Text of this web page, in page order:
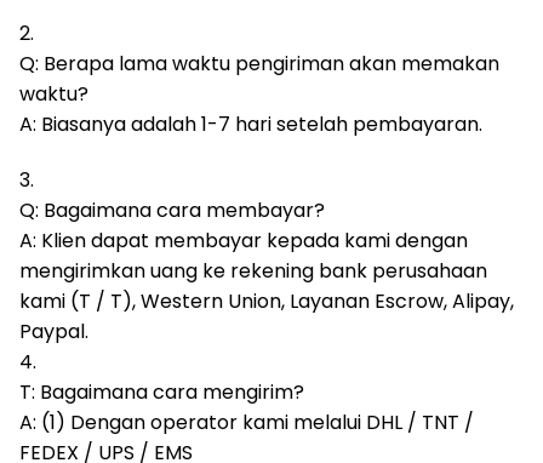
2.
Q: Berapa lama waktu pengiriman akan memakan
waktu?
A: Biasanya adalah 1-7 hari setelah pembayaran.
3.
Q: Bagaimana cara membayar?
A: Klien dapat membayar kepada kami dengan
mengirimkan uang ke rekening bank perusahaan
kami (T / T), Western Union, Layanan Escrow, Alipay,
Paypal.
4.
T: Bagaimana cara mengirim?
A: (1) Dengan operator kami melalui DHL / TNT /
FEDEX / UPS / EMS